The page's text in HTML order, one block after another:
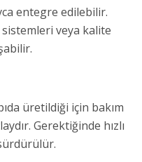
entegre edilebilir.
veya kalite
üretildiği için bakım
Gerektiğinde hızlı